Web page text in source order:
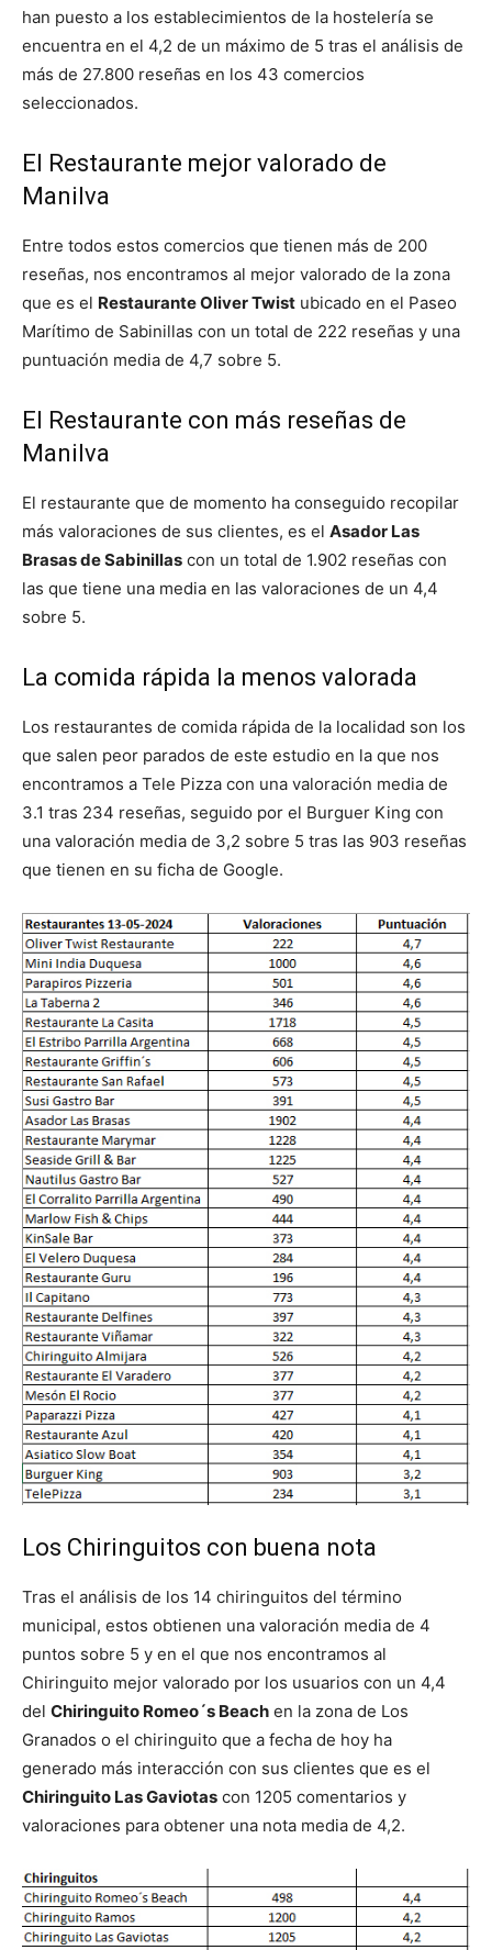
han puesto a los establecimientos de la hostelería se
encuentra en el 4,2 de un máximo de 5 tras el análisis de
más de 27.800 reseñas en los 43 comercios
seleccionados.
El Restaurante mejor valorado de
Manilva
Entre todos estos comercios que tienen más de 200
reseñas, nos encontramos al mejor valorado de la zona
que es el Restaurante Oliver Twist ubicado en el Paseo
Marítimo de Sabinillas con un total de 222 reseñas y una
puntuación media de 4,7 sobre 5.
El Restaurante con más reseñas de
Manilva
El restaurante que de momento ha conseguido recopilar
más valoraciones de sus clientes, es el Asador Las
Brasas de Sabinillas con un total de 1.902 reseñas con
las que tiene una media en las valoraciones de un 4,4
sobre 5.
La comida rápida la menos valorada
Los restaurantes de comida rápida de la localidad son los
que salen peor parados de este estudio en la que nos
encontramos a Tele Pizza con una valoración media de
3.1 tras 234 reseñas, seguido por el Burguer King con
una valoración media de 3,2 sobre 5 tras las 903 reseñas
que tienen en su ficha de Google.
Los Chiringuitos con buena nota
Tras el análisis de los 14 chiringuitos del término
municipal, estos obtienen una valoración media de 4
puntos sobre 5 y en el que nos encontramos al
Chiringuito mejor valorado por los usuarios con un 4,4
del Chiringuito Romeo´s Beach en la zona de Los
Granados o el chiringuito que a fecha de hoy ha
generado más interacción con sus clientes que es el
Chiringuito Las Gaviotas con 1205 comentarios y
valoraciones para obtener una nota media de 4,2.